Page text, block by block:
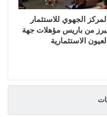
المركز الجهوي للاستثمار
من باريس مؤهلات جهة
العيون الاستثمارية